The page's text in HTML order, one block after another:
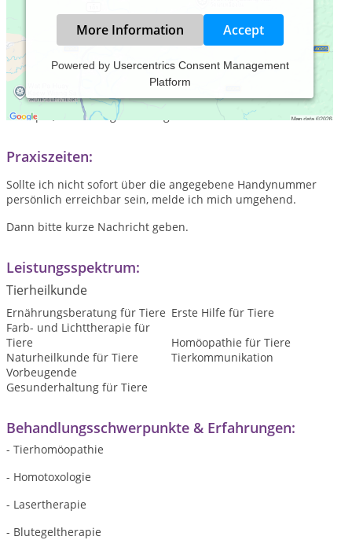
More Information Accept
Powered by Usercentrics Consent Management
Platform
Da mir die Gesundheit der Tiere sehr am Herzen liegt, habe
ich meinen Traum Tieren auch praktisch helfen zu können
erst spät, aber erfolgreich umgesetzt.
Praxiszeiten:
Sollte ich nicht sofort über die angegebene Handynummer
persönlich erreichbar sein, melde ich mich umgehend.
Dann bitte kurze Nachricht geben.
Leistungsspektrum:
Tierheilkunde
Ernährungsberatung für Tiere Erste Hilfe für Tiere
Farb- und Lichttherapie für
Tiere
Homöopathie für Tiere
Naturheilkunde für Tiere
Tierkommunikation
Vorbeugende
Gesunderhaltung für Tiere
Behandlungsschwerpunkte & Erfahrungen:
- Tierhomöopathie
- Homotoxologie
- Lasertherapie
- Blutegeltherapie